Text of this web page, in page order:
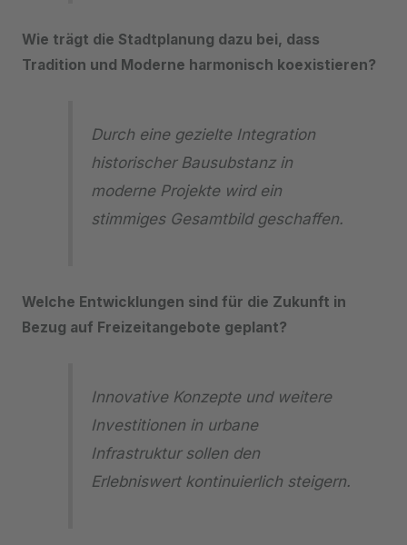
Wie trägt die Stadtplanung dazu bei, dass
Tradition und Moderne harmonisch koexistieren?
Durch eine gezielte Integration
historischer Bausubstanz in
moderne Projekte wird ein
stimmiges Gesamtbild geschaffen.
Welche Entwicklungen sind für die Zukunft in
Bezug auf Freizeitangebote geplant?
Innovative Konzepte und weitere
Investitionen in urbane
Infrastruktur sollen den
Erlebniswert kontinuierlich steigern.